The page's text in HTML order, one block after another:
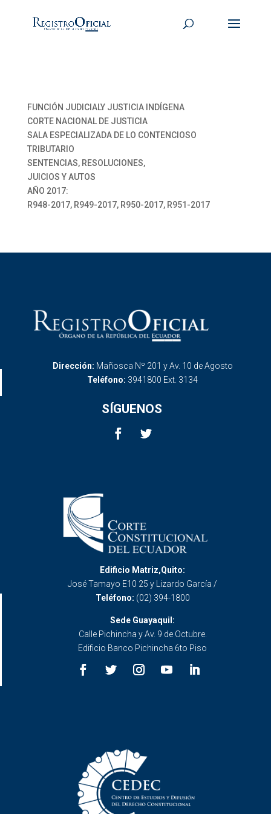
FUNCIÓN JUDICIALY JUSTICIA INDÍGENA
CORTE NACIONAL DE JUSTICIA
SALA ESPECIALIZADA DE LO CONTENCIOSO
TRIBUTARIO
SENTENCIAS, RESOLUCIONES,
JUICIOS Y AUTOS
AÑO 2017:
R948-2017, R949-2017, R950-2017, R951-2017
Dirección: Mañosca Nº 201 y Av. 10 de Agosto
Teléfono: 3941800 Ext. 3134
SÍGUENOS
Edificio Matriz,Quito:
José Tamayo E10 25 y Lizardo García /
Teléfono: (02) 394-1800
Sede Guayaquil:
Calle Pichincha y Av. 9 de Octubre.
Edificio Banco Pichincha 6to Piso